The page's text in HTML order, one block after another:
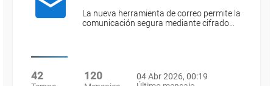
La nueva herramienta de correo permite la
comunicación segura mediante cifrado…
42 120
04 Abr 2026, 00:19